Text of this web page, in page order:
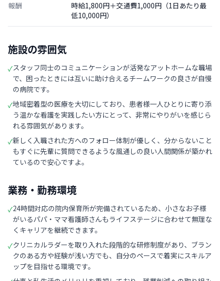
報酬
時給1,800円＋交通費1,000円（1日あたり最
低10,000円）
施設の雰囲気
✓スタッフ同士のコミュニケーションが活発なアットホームな職場
で、困ったときには互いに助け合えるチームワークの良さが自慢
の病院です。
✓地域密着型の医療を大切にしており、患者様一人ひとりに寄り添
う温かな看護を実践したい方にとって、非常にやりがいを感じら
れる雰囲気があります。
✓新しく入職された方へのフォロー体制が優しく、分からないこと
もすぐに先輩に質問できるような風通しの良い人間関係が築かれ
ているので安心ですよ。
業務・勤務環境
✓24時間対応の院内保育所が完備されているため、小さなお子様
がいるパパ・ママ看護師さんもライフステージに合わせて無理な
くキャリアを継続できます。
✓クリニカルラダーを取り入れた段階的な研修制度があり、ブラン
クのある方や経験が浅い方でも、自分のペースで着実にスキルア
ップを目指せる環境です。